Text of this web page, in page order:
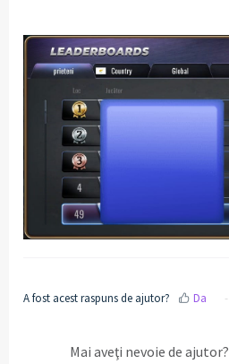
A fost acest raspuns de ajutor? Da
Mai aveţi nevoie de ajutor?